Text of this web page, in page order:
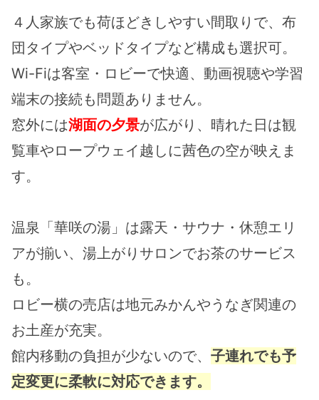
４人家族でも荷ほどきしやすい間取りで、布
団タイプやベッドタイプなど構成も選択可。
Wi-Fiは客室・ロビーで快適、動画視聴や学習
端末の接続も問題ありません。
窓外には湖面の夕景が広がり、晴れた日は観
覧車やロープウェイ越しに茜色の空が映えま
す。
温泉「華咲の湯」は露天・サウナ・休憩エリ
アが揃い、湯上がりサロンでお茶のサービス
も。
ロビー横の売店は地元みかんやうなぎ関連の
お土産が充実。
館内移動の負担が少ないので、 子連れでも予
定変更に柔軟に対応できます。